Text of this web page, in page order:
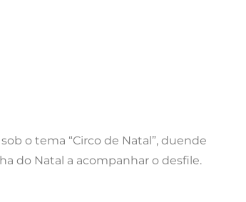
o tema “Circo de Natal”, duende
do Natal a acompanhar o desfile.